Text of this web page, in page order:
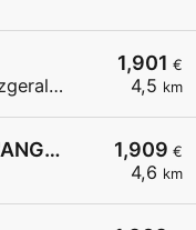
1,901 €
4,5 km
56 Avenue du Président John Fitzgerald Kennedy
1,909 €
4,6 km
RELAIS BOUGIVAL BOISSY D'ANGLAS